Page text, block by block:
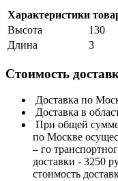
Характеристики
Высота
130
Длина
3
Стоимость
Доставка по
Доставка в
При общей сумме
по Москве
– го
доставки - 3250
стоимость